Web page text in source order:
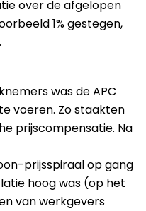
over de afgelopen
1% gestegen,
was de APC
voeren. Zo staakten
prijscompensatie. Na
prijsspiraal op gang
hoog was (op het
van werkgevers